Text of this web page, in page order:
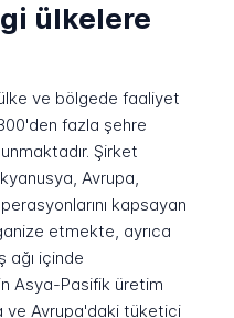
ülkelere
ve bölgede faaliyet
fazla şehre
Şirket
Avrupa,
kapsayan
etmekte, ayrıca
ağı içinde
Asya-Pasifik üretim
ve Avrupa'daki tüketici